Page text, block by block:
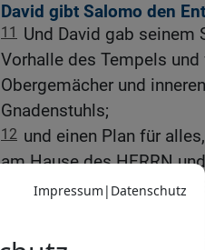
David gibt Salomo den
11
Und David gab seinem
Vorhalle des Tempels und
Obergemächer und
Gnadenstuhls;
12 und einen Plan für
am Hause des HERRN
für die Schätze im Hause
und für die